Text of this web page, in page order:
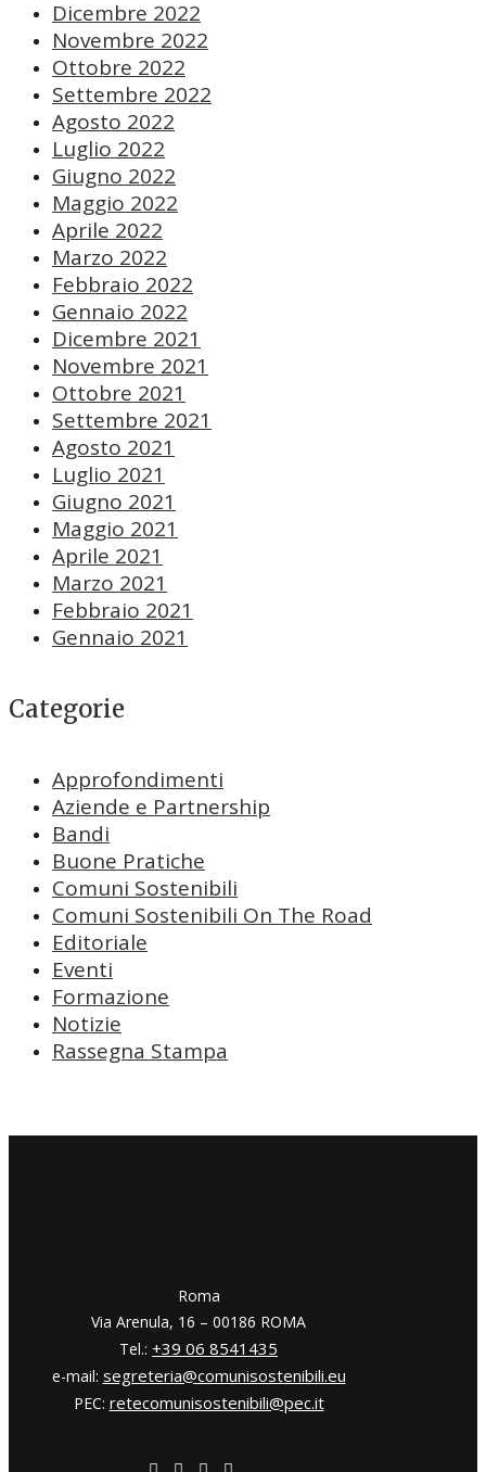
Dicembre 2022
Novembre 2022
Ottobre 2022
Settembre 2022
Agosto 2022
Luglio 2022
Giugno 2022
Maggio 2022
Aprile 2022
Marzo 2022
Febbraio 2022
Gennaio 2022
Dicembre 2021
Novembre 2021
Ottobre 2021
Settembre 2021
Agosto 2021
Luglio 2021
Giugno 2021
Maggio 2021
Aprile 2021
Marzo 2021
Febbraio 2021
Gennaio 2021
Categorie
Approfondimenti
Aziende e Partnership
Bandi
Buone Pratiche
Comuni Sostenibili
Comuni Sostenibili On The Road
Editoriale
Eventi
Formazione
Notizie
Rassegna Stampa
​​Roma
Via Arenula, 16 – 00186 ROMA
Tel.: +39 06 8541435
e-mail: segreteria@comunisostenibili.eu
PEC: retecomunisostenibili@pec.it